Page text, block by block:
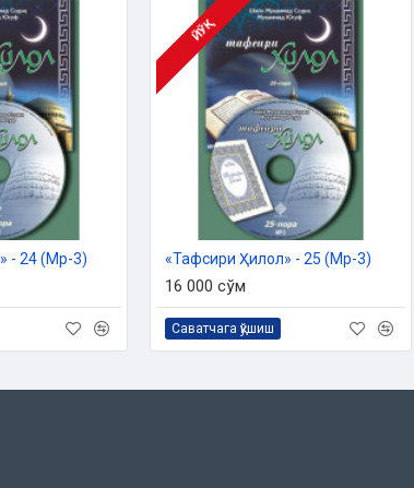
- 24 (Мp-3)
ЙЎҚ
«Тафсири Ҳилол» - 25 (Мp-3)
16 000 сўм
Саватчага қўшиш